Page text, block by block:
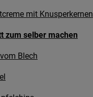
mit Knusperkernen
zum selber machen
Blech